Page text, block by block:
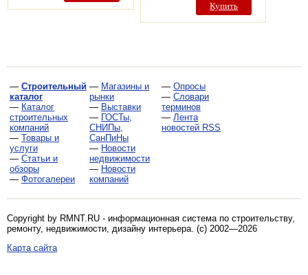
Купить
— Строительный
каталог
— Каталог
строительных
компаний
— Товары и
услуги
— Статьи и
обзоры
— Фотогалереи
— Магазины и
рынки
— Выставки
— ГОСТы,
СНИПы,
СанПиНы
— Новости
недвижимости
— Новости
компаний
— Опросы
— Словари
терминов
— Лента
новостей RSS
Copyright by RMNT.RU - информационная система по строительству,
ремонту, недвижимости, дизайну интерьера. (c) 2002—2026
Карта сайта